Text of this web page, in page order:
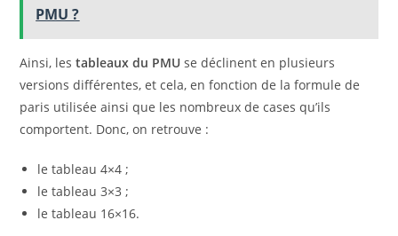
PMU ?
Ainsi, lestableaux du PMUse déclinent en plusieurs
versions différentes, et cela, en fonction de la formule de
paris utilisée ainsi que les nombreux de cases qu’ils
comportent. Donc, on retrouve :
le tableau 4×4 ;
le tableau 3×3 ;
le tableau 16×16.